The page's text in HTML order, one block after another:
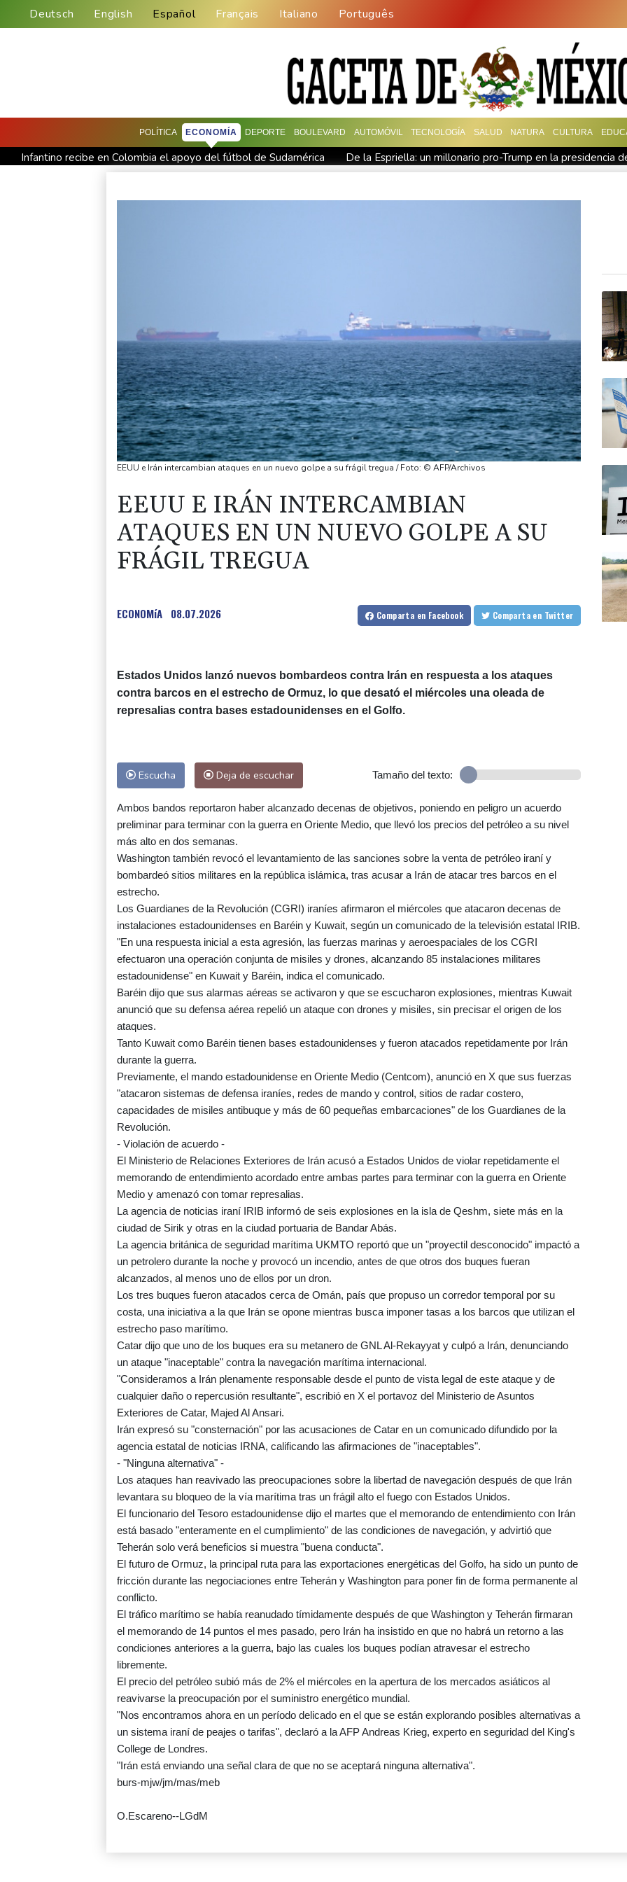
Deutsch English Español Français Italiano Português
POLÍTICA ECONOMÍA DEPORTE BOULEVARD AUTOMÓVIL TECNOLOGÍA SALUD NATURA CULTURA
Infantino recibe en Colombia el apoyo del fútbol de Sudamérica
De la Espriella: un millonario pro-Trump en la presidencia
Muere el productor William Orbit, que colaboró con Madonna en "Ray of Light"
Los rebeldes hutíes continúan su ofensiva
EEUU e Irán intercambian ataques en un nuevo golpe a su frágil tregua / Foto: © AFP/Archivos
EEUU E IRÁN INTERCAMBIAN
ATAQUES EN UN NUEVO GOLPE A SU
FRÁGIL TREGUA
ECONOMíA 08.07.2026 Comparta en Facebook Comparta en Twitter
Estados Unidos lanzó nuevos bombardeos contra Irán en respuesta a los ataques
contra barcos en el estrecho de Ormuz, lo que desató el miércoles una oleada de
represalias contra bases estadounidenses en el Golfo.
Escucha Deja de escuchar Tamaño del texto:
Ambos bandos reportaron haber alcanzado decenas de objetivos, poniendo en peligro un acuerdo
preliminar para terminar con la guerra en Oriente Medio, que llevó los precios del petróleo a su nivel
más alto en dos semanas.
Washington también revocó el levantamiento de las sanciones sobre la venta de petróleo iraní y
bombardeó sitios militares en la república islámica, tras acusar a Irán de atacar tres barcos en el
estrecho.
Los Guardianes de la Revolución (CGRI) iraníes afirmaron el miércoles que atacaron decenas de
instalaciones estadounidenses en Baréin y Kuwait, según un comunicado de la televisión estatal IRIB.
"En una respuesta inicial a esta agresión, las fuerzas marinas y aeroespaciales de los CGRI
efectuaron una operación conjunta de misiles y drones, alcanzando 85 instalaciones militares
estadounidense" en Kuwait y Baréin, indica el comunicado.
Baréin dijo que sus alarmas aéreas se activaron y que se escucharon explosiones, mientras Kuwait
anunció que su defensa aérea repelió un ataque con drones y misiles, sin precisar el origen de los
ataques.
Tanto Kuwait como Baréin tienen bases estadounidenses y fueron atacados repetidamente por Irán
durante la guerra.
Previamente, el mando estadounidense en Oriente Medio (Centcom), anunció en X que sus fuerzas
"atacaron sistemas de defensa iraníes, redes de mando y control, sitios de radar costero,
capacidades de misiles antibuque y más de 60 pequeñas embarcaciones" de los Guardianes de la
Revolución.
- Violación de acuerdo -
El Ministerio de Relaciones Exteriores de Irán acusó a Estados Unidos de violar repetidamente el
memorando de entendimiento acordado entre ambas partes para terminar con la guerra en Oriente
Medio y amenazó con tomar represalias.
La agencia de noticias iraní IRIB informó de seis explosiones en la isla de Qeshm, siete más en la
ciudad de Sirik y otras en la ciudad portuaria de Bandar Abás.
La agencia británica de seguridad marítima UKMTO reportó que un "proyectil desconocido" impactó a
un petrolero durante la noche y provocó un incendio, antes de que otros dos buques fueran
alcanzados, al menos uno de ellos por un dron.
Los tres buques fueron atacados cerca de Omán, país que propuso un corredor temporal por su
costa, una iniciativa a la que Irán se opone mientras busca imponer tasas a los barcos que utilizan el
estrecho paso marítimo.
Catar dijo que uno de los buques era su metanero de GNL Al-Rekayyat y culpó a Irán, denunciando
un ataque "inaceptable" contra la navegación marítima internacional.
"Consideramos a Irán plenamente responsable desde el punto de vista legal de este ataque y de
cualquier daño o repercusión resultante", escribió en X el portavoz del Ministerio de Asuntos
Exteriores de Catar, Majed Al Ansari.
Irán expresó su "consternación" por las acusaciones de Catar en un comunicado difundido por la
agencia estatal de noticias IRNA, calificando las afirmaciones de "inaceptables".
- "Ninguna alternativa" -
Los ataques han reavivado las preocupaciones sobre la libertad de navegación después de que Irán
levantara su bloqueo de la vía marítima tras un frágil alto el fuego con Estados Unidos.
El funcionario del Tesoro estadounidense dijo el martes que el memorando de entendimiento con Irán
está basado "enteramente en el cumplimiento" de las condiciones de navegación, y advirtió que
Teherán solo verá beneficios si muestra "buena conducta".
El futuro de Ormuz, la principal ruta para las exportaciones energéticas del Golfo, ha sido un punto de
fricción durante las negociaciones entre Teherán y Washington para poner fin de forma permanente al
conflicto.
El tráfico marítimo se había reanudado tímidamente después de que Washington y Teherán firmaran
el memorando de 14 puntos el mes pasado, pero Irán ha insistido en que no habrá un retorno a las
condiciones anteriores a la guerra, bajo las cuales los buques podían atravesar el estrecho
libremente.
El precio del petróleo subió más de 2% el miércoles en la apertura de los mercados asiáticos al
reavivarse la preocupación por el suministro energético mundial.
"Nos encontramos ahora en un período delicado en el que se están explorando posibles alternativas a
un sistema iraní de peajes o tarifas", declaró a la AFP Andreas Krieg, experto en seguridad del King's
College de Londres.
"Irán está enviando una señal clara de que no se aceptará ninguna alternativa".
burs-mjw/jm/mas/meb
O.Escareno--LGdM